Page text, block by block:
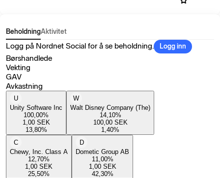
BeholdningAktivitet
Logg på Nordnet Social for å se beholdning. Logg inn
Børshandlede
Vekting
GAV
Avkastning
U
Unity Software Inc
100,00%
1,00 SEK
13,80%
W
Walt Disney Company (The)
14,10%
100,00 SEK
1,40%
C
Chewy, Inc. Class A
12,70%
1,00 SEK
25,50%
D
Dometic Group AB
11,00%
1,00 SEK
42,30%